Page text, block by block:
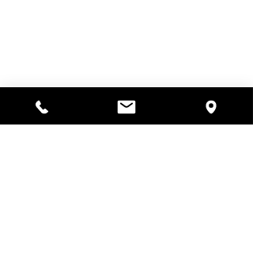
ماساتشوستس 01440
978-364-0920